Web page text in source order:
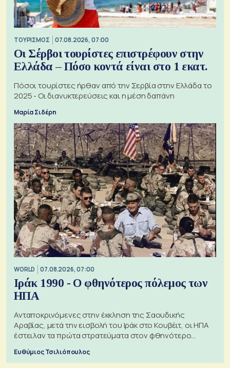
ΤΟΥΡΙΣΜΟΣ 07.08.2026, 07:00
Οι Σέρβοι τουρίστες επιστρέφουν στην
Ελλάδα – Πόσο κοντά είναι στο 1 εκατ.
Πόσοι τουρίστες ήρθαν από την Σερβία στην Ελλάδα το
2025 - Οι διανυκτερεύσεις και η μέση δαπάνη
Μαρία Σιδέρη
WORLD 07.08.2026, 07:00
Ιράκ 1990 - Ο φθηνότερος πόλεμος των
ΗΠΑ
Ανταποκρινόμενες στην έκκληση της Σαουδικής
Αραβίας, μετά την εισβολή του Ιράκ στο Κουβέιτ, οι ΗΠΑ
έστειλαν τα πρώτα στρατεύματα στον φθηνότερο
Ευθύμιος Τσιλιόπουλος